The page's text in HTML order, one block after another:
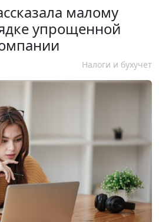
малому
упрощенной
Налоги и бухучет